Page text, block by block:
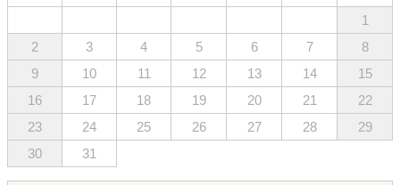
1
2
3 4 5 6 7
8
9
10 11 12 13 14
15
16
17 18 19 20 21
22
23
24 25 26 27 28
29
30
31